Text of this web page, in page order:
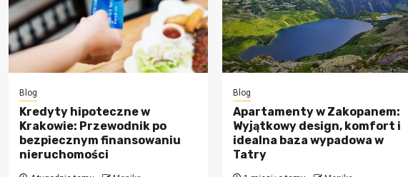
Blog
Kredyty hipoteczne w
Krakowie: Przewodnik po
bezpiecznym finansowaniu
nieruchomości
Blog
Apartamenty w Zakopanem:
Wyjątkowy design, komfort i
idealna baza wypadowa w
Tatry